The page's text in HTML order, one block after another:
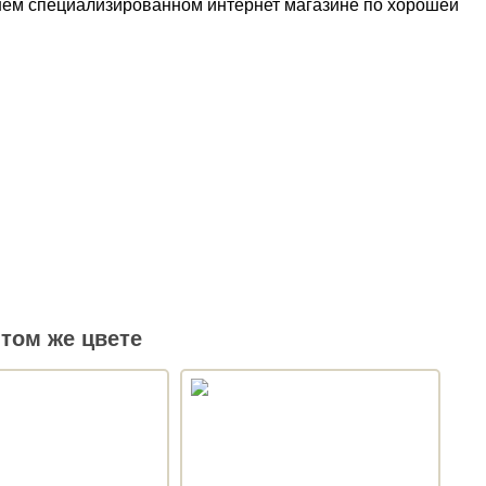
специализированном интернет магазине по хорошей
же цвете